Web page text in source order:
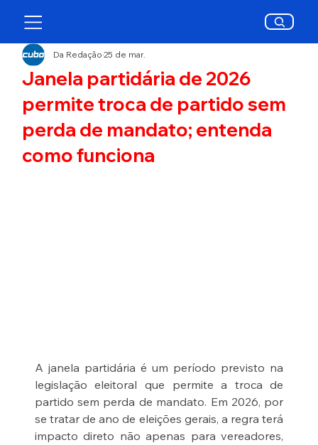
Janela partidária de 2026
permite troca de partido sem
perda de mandato; entenda
como funciona
Da Redação25 de mar.
A janela partidária é um período previsto na
legislação eleitoral que permite a troca de
partido sem perda de mandato. Em 2026, por
se tratar de ano de eleições gerais, a regra terá
impacto direto não apenas para vereadores,